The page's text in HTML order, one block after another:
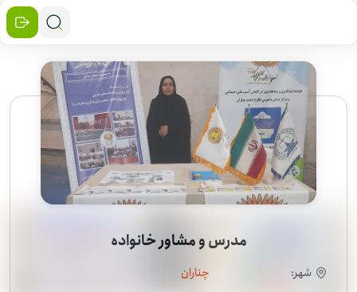
مدرس و مشاور خانواده
شهر:
چناران